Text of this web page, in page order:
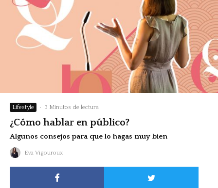
Lifestyle · 3 Minutos de lectura
¿Cómo hablar en público?
Algunos consejos para que lo hagas muy bien
Eva Vigouroux